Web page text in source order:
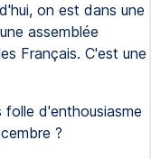
on est dans une
assemblée
Français. C'est une
folle d'enthousiasme
?